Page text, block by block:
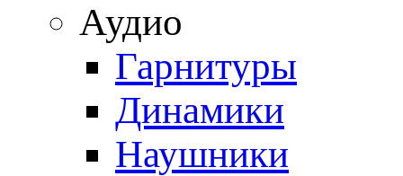
Аудио
Гарнитуры
Динамики
Наушники